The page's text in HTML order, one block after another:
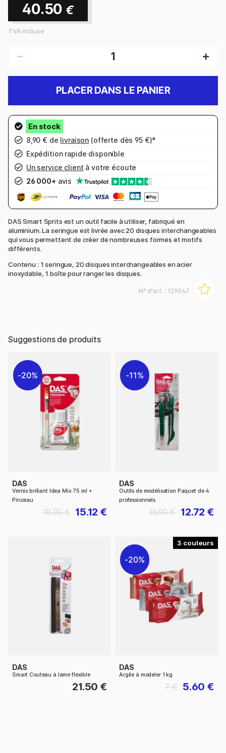
40.50 €
TVA incluse
PLACER DANS LE PANIER
8,90 € de livraison (offerte dès 95 €)*
Expédition rapide disponible
Un service client à votre écoute
26 000+ avis
DAS Smart Sprits est un outil facile à utiliser, fabriqué en
aluminium. La seringue est livrée avec 20 disques interchangeables
qui vous permettent de créer de nombreuses formes et motifs
différents.
Contenu : 1 seringue, 20 disques interchangeables en acier
inoxydable, 1 boîte pour ranger les disques.
N° d'art. : 129047
Suggestions de produits
20%
DAS
Vernis brillant Idea Mix 75 ml +
Pinceau
15.12 €
18.90 €
11%
DAS
Outils de modélisation Paquet de 4
professionnels
12.72 €
15.90 €
DAS
Smart Couteau à lame flexible
21.50 €
3
20%
DAS
Argile à modeler 1 kg
5.60 €
7 €